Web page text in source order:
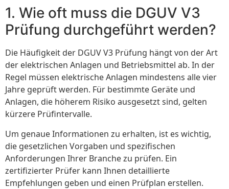
1. Wie oft muss die DGUV V3
Prüfung durchgeführt werden?
Die Häufigkeit der DGUV V3 Prüfung hängt von der Art
der elektrischen Anlagen und Betriebsmittel ab. In der
Regel müssen elektrische Anlagen mindestens alle vier
Jahre geprüft werden. Für bestimmte Geräte und
Anlagen, die höherem Risiko ausgesetzt sind, gelten
kürzere Prüfintervalle.
Um genaue Informationen zu erhalten, ist es wichtig,
die gesetzlichen Vorgaben und spezifischen
Anforderungen Ihrer Branche zu prüfen. Ein
zertifizierter Prüfer kann Ihnen detaillierte
Empfehlungen geben und einen Prüfplan erstellen.